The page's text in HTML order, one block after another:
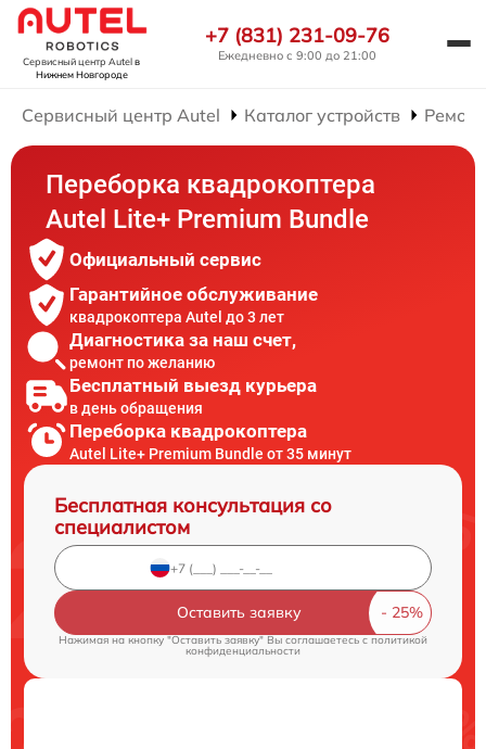
Сервисный центр Autelв
Нижнем Новгороде
+7 (831) 231-09-76
Ежедневно с 9:00 до 21:00
Сервисный центр Autel Каталог устройств
Переборка квадрокоптера
Autel Lite+ Premium Bundle
Официальный сервис
Гарантийное обслуживание
квадрокоптера Autel до 3 лет
Диагностика за наш счет,
ремонт по желанию
Бесплатный выезд курьера
в день обращения
Переборка квадрокоптера
Autel Lite+ Premium Bundle от 35 минут
Бесплатная консультация со
специалистом
Оставить заявку
Нажимая на кнопку "Оставить заявку" Вы соглашаетесь c политикой
конфиденциальности